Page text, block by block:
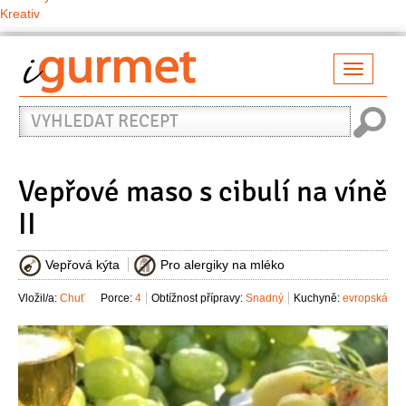
Kreativ
Vyhledat
recept
Vepřové maso s cibulí na víně
II
Vepřová kýta Pro alergiky na mléko
Vložil/a: Chuť Kuchyně: evropská
Obtížnost přípravy: Snadný
Porce: 4